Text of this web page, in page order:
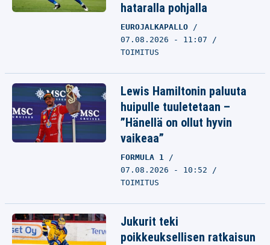
hataralla pohjalla
EUROJALKAPALLO
07.08.2026 - 11:07
TOIMITUS
Lewis Hamiltonin paluuta
huipulle tuuletetaan –
”Hänellä on ollut hyvin
vaikeaa”
FORMULA 1
07.08.2026 - 10:52
TOIMITUS
Jukurit teki
poikkeuksellisen ratkaisun